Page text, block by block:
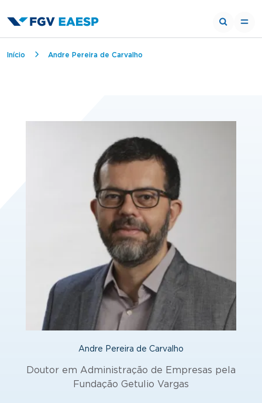
Trilha de navegação
Início Andre Pereira de Carvalho
Andre Pereira de Carvalho
Doutor em Administração de Empresas pela
Fundação Getulio Vargas